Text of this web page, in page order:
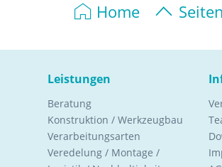
Home
Leistungen
Beratung
Konstruktion / Werkzeugbau
Verarbeitungsarten
Veredelung / Montage /